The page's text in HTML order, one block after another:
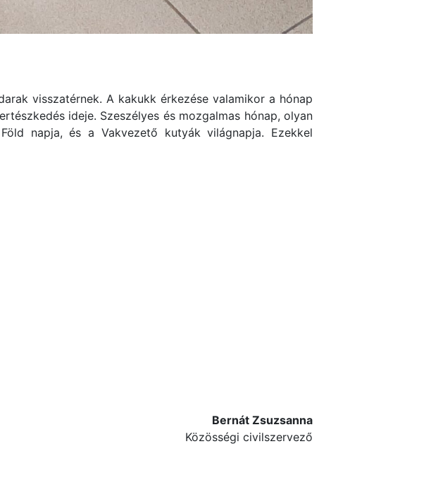
visszatérnek. A kakukk érkezése valamikor a hónap
ideje. Szeszélyes és mozgalmas hónap, olyan
napja, és a Vakvezető kutyák világnapja. Ezekkel
Bernát Zsuzsanna
Közösségi civilszervező